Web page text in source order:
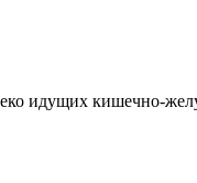
идущих кишечно-